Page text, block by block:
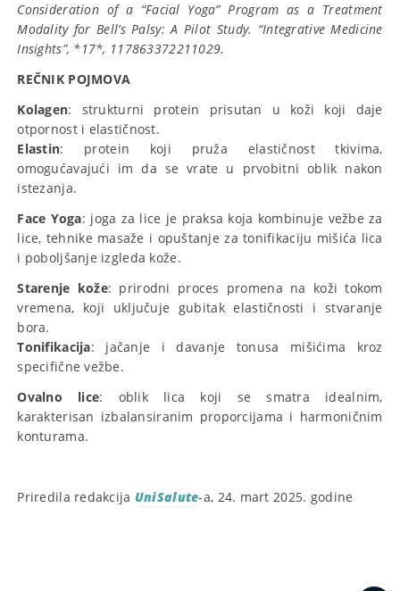
Consideration of a “Facial Yoga” Program as a Treatment
Modality for Bell’s Palsy: A Pilot Study. “Integrative Medicine
Insights”, *17*, 117863372211029.
REČNIK POJMOVA
Kolagen: strukturni protein prisutan u koži koji daje
otpornost i elastičnost.
Elastin: protein koji pruža elastičnost tkivima,
omogućavajući im da se vrate u prvobitni oblik nakon
istezanja.
Face Yoga: joga za lice je praksa koja kombinuje vežbe za
lice, tehnike masaže i opuštanje za tonifikaciju mišića lica
i poboljšanje izgleda kože.
Starenje kože: prirodni proces promena na koži tokom
vremena, koji uključuje gubitak elastičnosti i stvaranje
bora.
Tonifikacija: jačanje i davanje tonusa mišićima kroz
specifične vežbe.
Ovalno lice: oblik lica koji se smatra idealnim,
karakterisan izbalansiranim proporcijama i harmoničnim
konturama.
Priredila redakcija UniSalute-a, 24. mart 2025. godine